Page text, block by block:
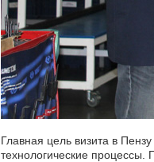
Главная цель визита в
технологические